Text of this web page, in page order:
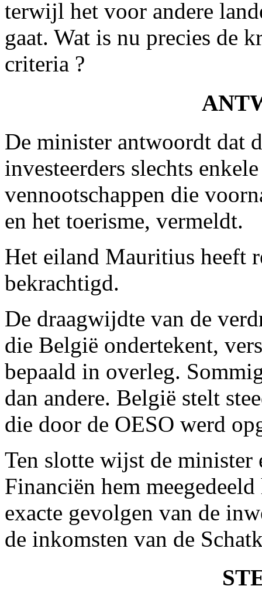
terwijl het voor andere
gaat. Wat is nu precies de
criteria ?
De minister antwoordt dat
investeerders slechts
vennootschappen die
en het toerisme, vermeldt.
Het eiland Mauritius heeft
bekrachtigd.
De draagwijdte van de
die België ondertekent,
bepaald in overleg.
dan andere. België stelt
die door de OESO werd
Ten slotte wijst de minister
Financiën hem
exacte gevolgen van de
de inkomsten van de